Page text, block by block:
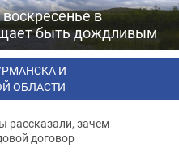
в
быть дождливым
И
ОБЛАСТИ
рассказали, зачем
договор